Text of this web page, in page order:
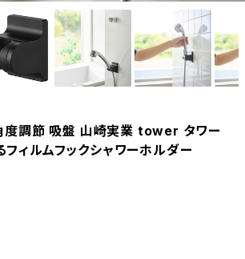
度調節 吸盤 山崎実業 tower タワー
ィルムフックシャワーホルダー